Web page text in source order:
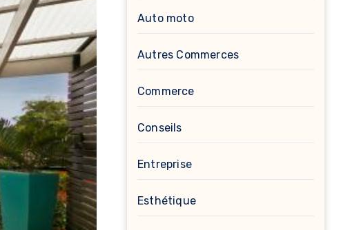
Auto moto
Autres Commerces
Commerce
Conseils
Entreprise
Esthétique